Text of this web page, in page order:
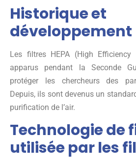
Historique et
développement
Les filtres HEPA (High
apparus pendant la Seconde
protéger les chercheurs des
Depuis, ils sont devenus un
purification de l’air.
Technologie de
utilisée par les